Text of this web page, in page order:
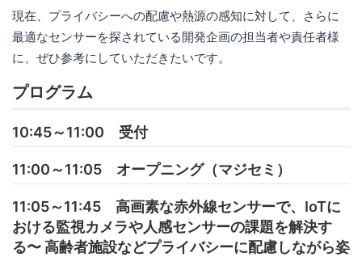
現在、プライバシーへの配慮や熱源の感知に対して、さらに
最適なセンサーを探されている開発企画の担当者や責任者様
に、ぜひ参考にしていただきたいです。
プログラム
10:45～11:00 受付
11:00～11:05 オープニング（マジセミ）
11:05～11:45 高画素な赤外線センサーで、IoTに
おける監視カメラや人感センサーの課題を解決す
る〜 高齢者施設などプライバシーに配慮しながら姿